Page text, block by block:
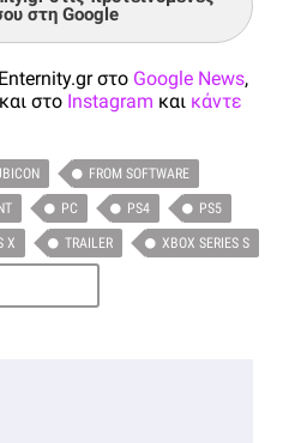
στη Google
στο Google News,
στο Instagram και κάντε
FROM SOFTWARE
PC PS4 PS5
X TRAILER XBOX SERIES S